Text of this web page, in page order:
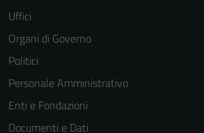
Uffici
Organi di Governo
Politici
Personale Amministrativo
Enti e Fondazioni
Documenti e Dati